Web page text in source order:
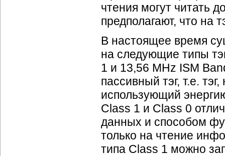
чтения могут читать
предполагают, что на
В настоящее время
на следующие типы
1 и 13,56 MHz ISM
пассивный тэг, т.е.
использующий
Class 1 и Class 0
данных и способом
только на чтение
типа Class 1 можно